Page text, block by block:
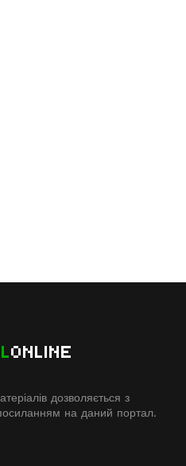
ONLINE
дозволяється з
на даний портал.